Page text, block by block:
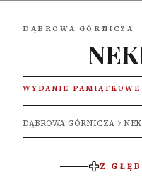
DĄBROWA GÓRNICZA
WYDANIE PAMIĄTKOWE
DĄBROWA GÓRNICZA
Z